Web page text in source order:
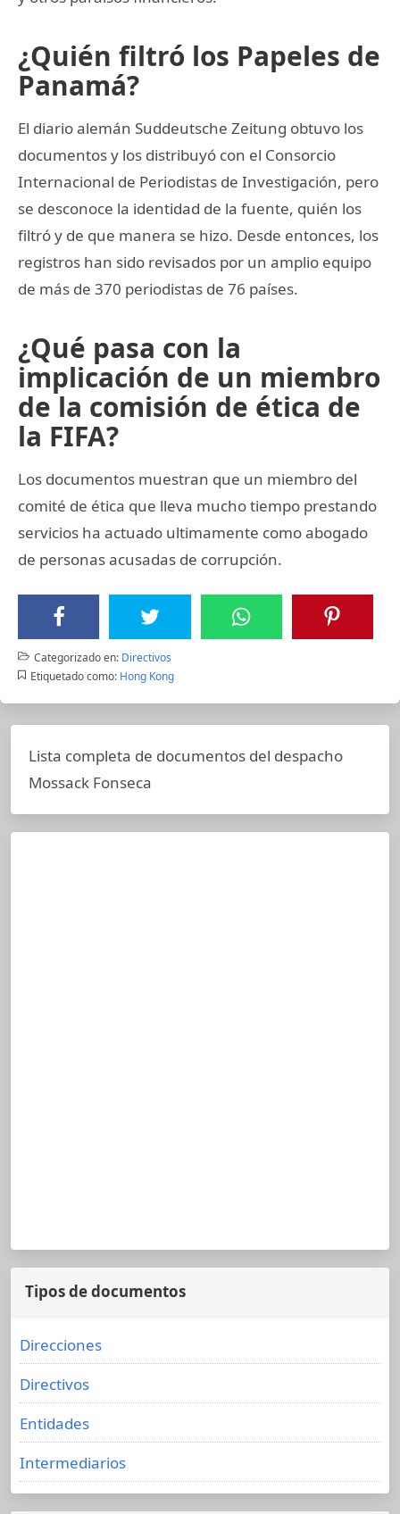
¿Quién filtró los Papeles de
Panamá?
El diario alemán Suddeutsche Zeitung obtuvo los
documentos y los distribuyó con el Consorcio
Internacional de Periodistas de Investigación, pero
se desconoce la identidad de la fuente, quién los
filtró y de que manera se hizo. Desde entonces, los
registros han sido revisados por un amplio equipo
de más de 370 periodistas de 76 países.
¿Qué pasa con la
implicación de un miembro
de la comisión de ética de
la FIFA?
Los documentos muestran que un miembro del
comité de ética que lleva mucho tiempo prestando
servicios ha actuado ultimamente como abogado
de personas acusadas de corrupción.
Categorizado en: Directivos
Etiquetado como: Hong Kong
Lista completa de documentos del despacho
Mossack Fonseca
Tipos de documentos
Direcciones
Directivos
Entidades
Intermediarios